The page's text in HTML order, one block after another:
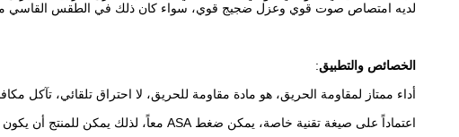
لديه امتصاص صوت قوي وعزل ضجيج قوي، سواء كان ذلك في الطقس القاسي مثل
الخصائص والتطبيق:
أداء ممتاز لمقاومة الحريق، هو مادة مقاومة للحريق، لا احتراق تلقائي، تآكل
اعتماداً على صيغة تقنية خاصة، يمكن ضغط ASA معاً، لذلك يمكن للمنتج أن يكون مقاوماً للتعرض للجو الخارجي، ولديه أداء عازل حراري جيد،التي يمكن أن توفر بيئة أكثر راحة من البلاط المعدني في الصيف الحار;